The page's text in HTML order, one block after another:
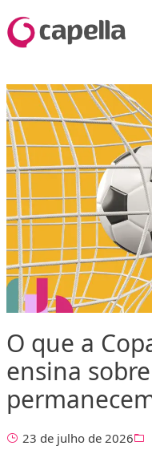
O que a
ensina
23 de julho de 2026